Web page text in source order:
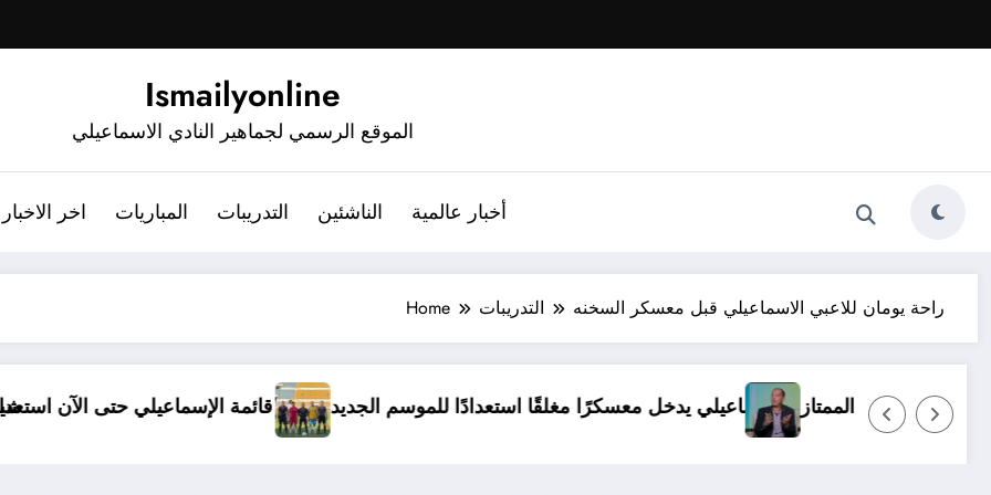
Ismailyonline
الموقع الرسمي لجماهير النادي الاسماعيلي
اخر الاخبار المباريات التدريبات الناشئين أخبار عالمية
Home التدريبات راحة يومان للاعبي الاسماعيلي قبل معسكر السخنه
قائمة الإسماعيلي يدخل معسكرًا مغلقًا استعدادًا للموسم الجديد ولا بديل عن العودة للدوري الممتاز